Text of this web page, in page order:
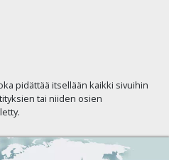
pidättää itsellään kaikki sivuihin
tai niiden osien